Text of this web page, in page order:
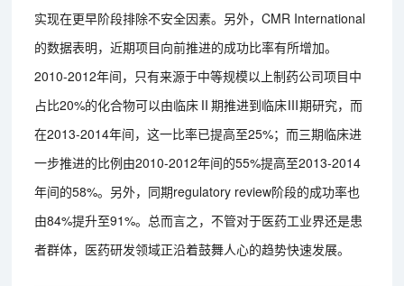
实现在更早阶段排除不安全因素。另外，CMR International
的数据表明，近期项目向前推进的成功比率有所增加。
2010-2012年间，只有来源于中等规模以上制药公司项目中
占比20%的化合物可以由临床Ⅱ期推进到临床Ⅲ期研究，而
在2013-2014年间，这一比率已提高至25%；而三期临床进
一步推进的比例由2010-2012年间的55%提高至2013-2014
年间的58%。另外，同期regulatory review阶段的成功率也
由84%提升至91%。总而言之，不管对于医药工业界还是患
者群体，医药研发领域正沿着鼓舞人心的趋势快速发展。